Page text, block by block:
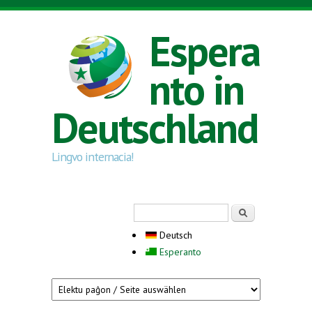
Direkt zum Inhalt
Espera
nto in
Deutschland
Lingvo internacia!
Deutsch
Esperanto